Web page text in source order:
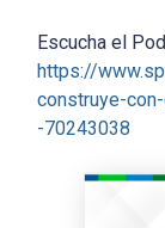
Escucha el
https://
construye-
-70243038